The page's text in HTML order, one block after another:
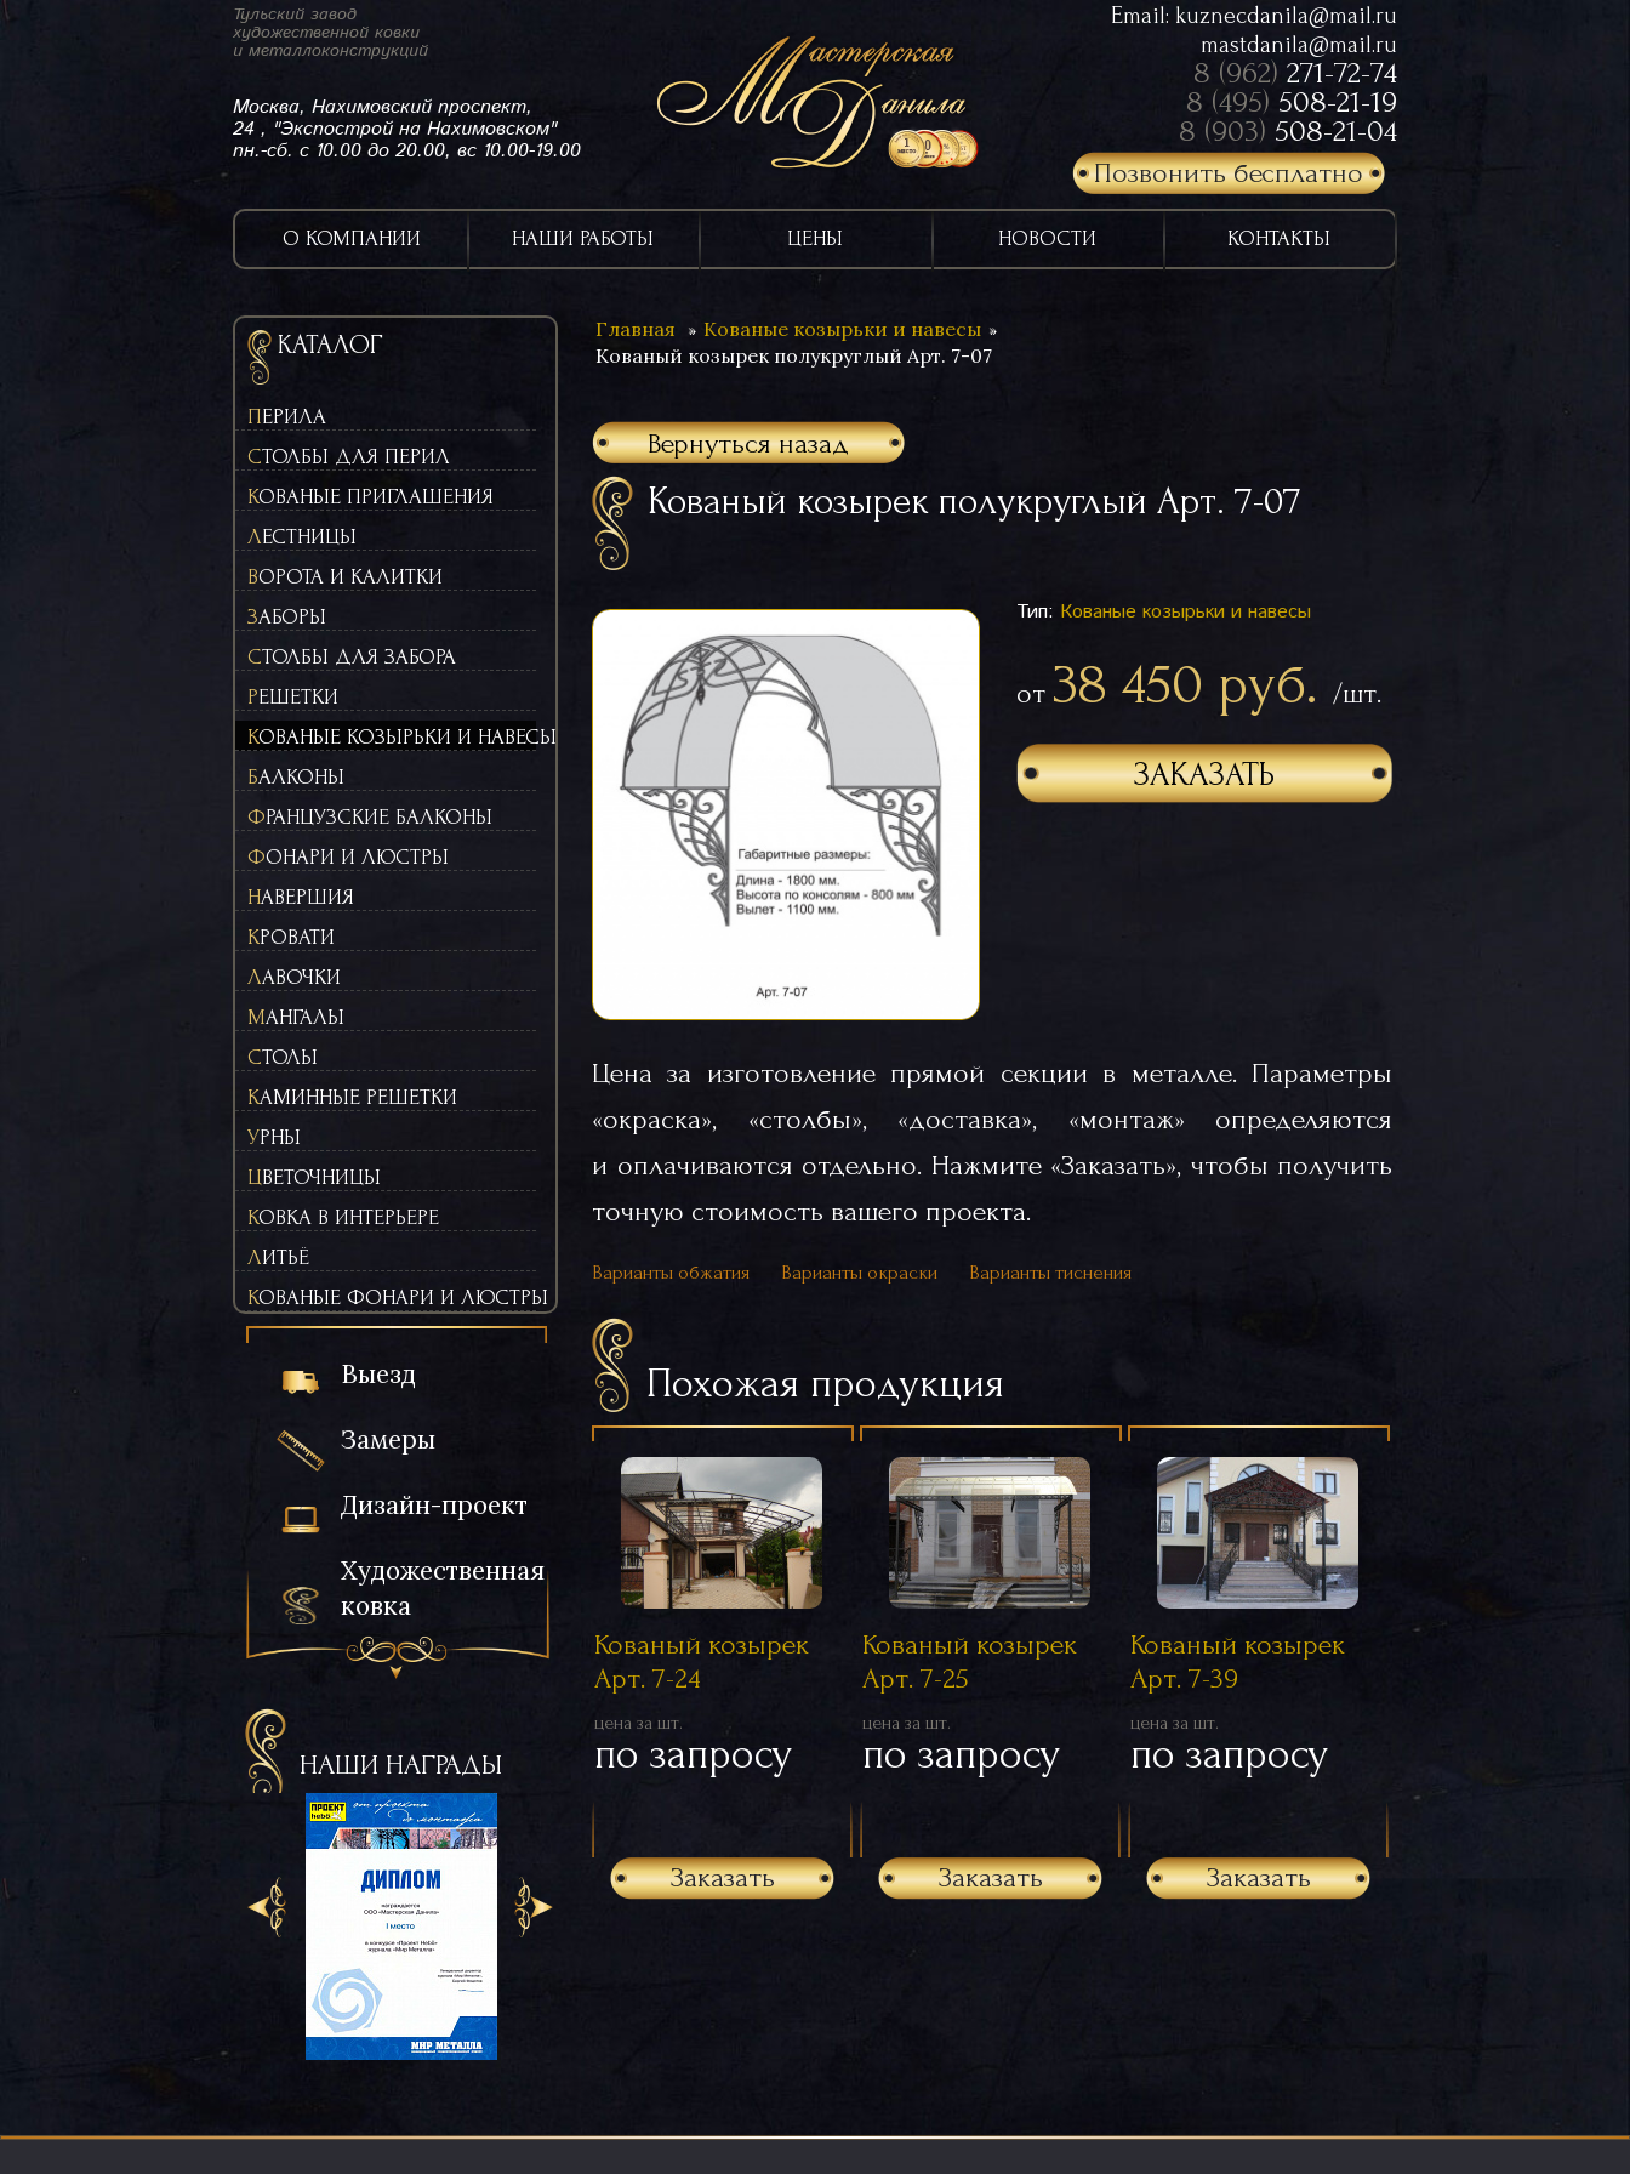
Тульский завод
художественной ковки
и металлоконструкций
Москва, Нахимовский проспект,
24 , "Экспострой на Нахимовском"
пн.-сб. с 10.00 до 20.00, вс 10.00-19.00
Email: kuznecdanila@mail.ru
mastdanila@mail.ru
8 (962) 271-72-74
8 (495) 508-21-19
8 (903) 508-21-04
Позвонить бесплатно
О КОМПАНИИ НАШИ РАБОТЫ ЦЕНЫ НОВОСТИ КОНТАКТЫ
КАТАЛОГ
ПЕРИЛА
СТОЛБЫ ДЛЯ ПЕРИЛ
КОВАНЫЕ ПРИГЛАШЕНИЯ
ЛЕСТНИЦЫ
ВОРОТА И КАЛИТКИ
ЗАБОРЫ
СТОЛБЫ ДЛЯ ЗАБОРА
РЕШЕТКИ
КОВАНЫЕ КОЗЫРЬКИ И НАВЕСЫ
БАЛКОНЫ
ФРАНЦУЗСКИЕ БАЛКОНЫ
ФОНАРИ И ЛЮСТРЫ
НАВЕРШИЯ
КРОВАТИ
ЛАВОЧКИ
МАНГАЛЫ
СТОЛЫ
КАМИННЫЕ РЕШЕТКИ
УРНЫ
ЦВЕТОЧНИЦЫ
КОВКА В ИНТЕРЬЕРЕ
ЛИТЬЁ
КОВАНЫЕ ФОНАРИ И ЛЮСТРЫ
Выезд
Замеры
Дизайн-проект
Художественная
ковка
НАШИ НАГРАДЫ
Главная
Кованые козырьки и навесы
Кованый козырек полукруглый Арт. 7-07
Вернуться назад
Кованый козырек полукруглый Арт. 7-07
Тип: Кованые козырьки и навесы
от 38 450 руб. /шт.
ЗАКАЗАТЬ
Цена за изготовление прямой секции в металле. Параметры
«окраска», «столбы», «доставка», «монтаж» определяются
и оплачиваются отдельно. Нажмите «Заказать», чтобы получить
точную стоимость вашего проекта.
Варианты обжатия Варианты окраски Варианты тиснения
Похожая продукция
Кованый козырек
Арт. 7-24
цена за шт.
по запросу
Заказать
Кованый козырек
Арт. 7-25
цена за шт.
по запросу
Заказать
Кованый козырек
Арт. 7-39
цена за шт.
по запросу
Заказать